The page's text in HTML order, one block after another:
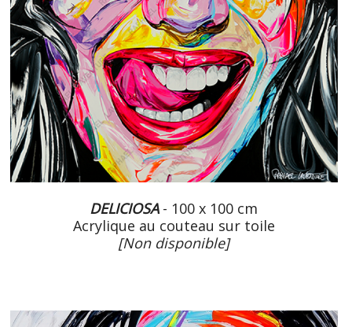
DELICIOSA- 100 x 100 cm
Acrylique au couteau sur toile
[Non disponible]